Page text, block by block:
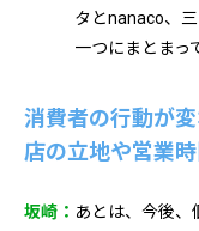
タとnanaco、
一つにまとまっ
消費者の行動が
店の立地や営業
坂崎： あとは、今後、